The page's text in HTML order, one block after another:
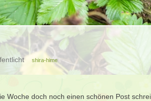
shira-hime
Woche doch noch einen schönen Post